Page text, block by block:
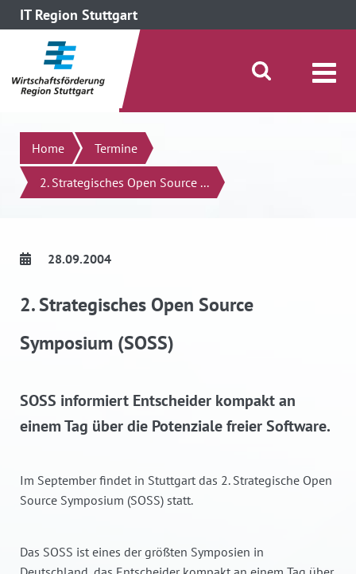
IT Region Stuttgart
direkt zum Inhalt dieser Seite
direkt zum Menü springen
Suche öffnen/schließen
Suchen
Home Termine
2. Strategisches Open Source ...
28.09.2004
2. Strategisches Open Source
Symposium (SOSS)
SOSS informiert Entscheider kompakt an
einem Tag über die Potenziale freier Software.
Im September findet in Stuttgart das 2. Strategische Open
Source Symposium (SOSS) statt.
Das SOSS ist eines der größten Symposien in